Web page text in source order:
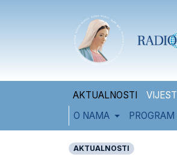
AKTUALNOSTI
O NAMA
PROGRAM
AKTUALNOSTI